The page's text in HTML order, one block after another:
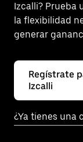
Izcalli? Prueba
la flexibilidad
generar
Regístrate
Izcalli
¿Ya tienes una